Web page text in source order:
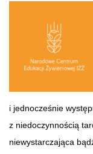
i jednocześnie
z niedoczynnością
niewystarczająca